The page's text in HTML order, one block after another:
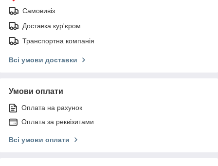
Самовивіз
Доставка кур'єром
Транспортна компанія
Всі умови доставки
Умови оплати
Оплата на рахунок
Оплата за реквізитами
Всі умови оплати